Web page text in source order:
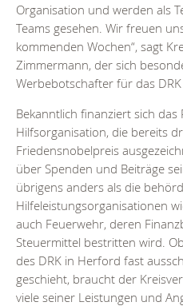
Organisation und werden als
Teams gesehen. Wir freuen
kommenden Wochen“, sagt
Zimmermann, der sich
Werbebotschafter für das
Bekanntlich finanziert sich
Hilfsorganisation, die bereits
Friedensnobelpreis
über Spenden und Beiträge
übrigens anders als die
Hilfeleistungsorganisationen
auch Feuerwehr, deren
Steuermittel bestritten wird.
des DRK in Herford fast
geschieht, braucht der
viele seiner Leistungen und